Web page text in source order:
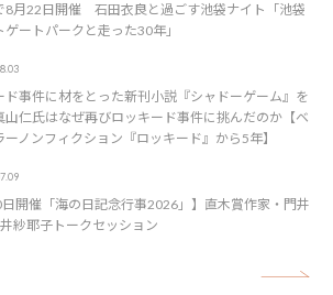
8月22日開催 石田衣良と過ごす池袋ナイト「池袋
ゲートパークと走った30年」
ド事件に材をとった新刊小説『シャドーゲーム』を
山仁氏はなぜ再びロッキード事件に挑んだのか【ベ
ーノンフィクション『ロッキード』から5年】
日開催「海の日記念行事2026」】直木賞作家・門井
紗耶子トークセッション